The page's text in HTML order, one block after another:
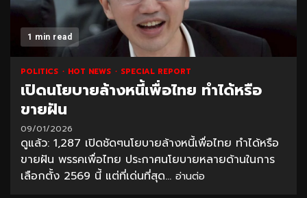
1 min read
POLITICS HOT NEWS SPECIAL REPORT
เปิดนโยบายล้างหนี้เพื่อไทย ทำได้หรือ
ขายฝัน
09/01/2026
ดูแล้ว: 1,287 เปิดชัดๆนโยบายล้างหนี้เพื่อไทย ทำได้หรือ
ขายฝัน พรรคเพื่อไทย ประกาศนโยบายหลายด้านในการ
เลือกตั้ง 2569 นี้ แต่ที่เด่นที่สุด... อ่านต่อ